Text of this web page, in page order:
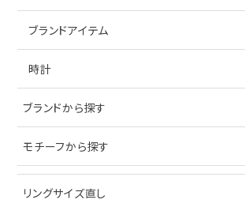
ブレスレット
アイテムで探す
イヤリング
ブランドアイテム
アイテムで探す
キーケース
時計
ブランドで探す
オメガ
ブランドから探す
ティファニー
ブルガリ
モチーフから探す
リングサイズ直し